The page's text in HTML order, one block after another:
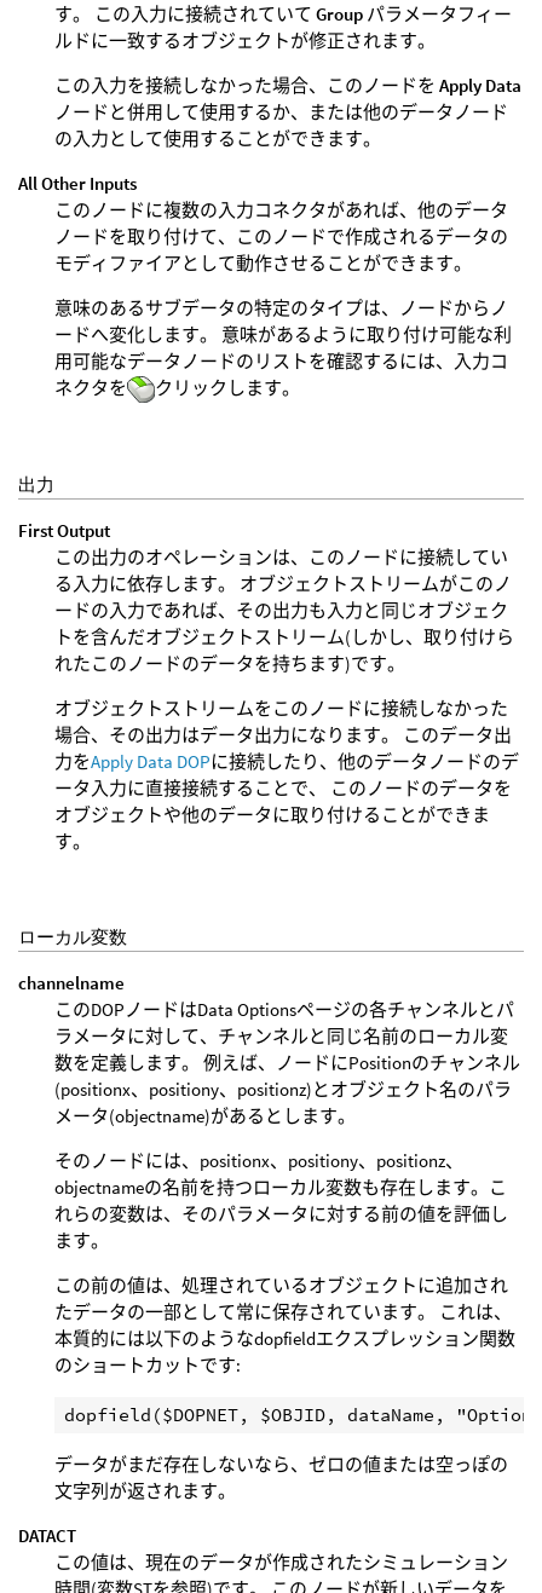
す。 この入力に接続されていて Group パラメータフィー
ルドに一致するオブジェクトが修正されます。
この入力を接続しなかった場合、このノードを Apply Data
ノードと併用して使用するか、または他のデータノード
の入力として使用することができます。
All Other Inputs
このノードに複数の入力コネクタがあれば、他のデータ
ノードを取り付けて、このノードで作成されるデータの
モディファイアとして動作させることができます。
意味のあるサブデータの特定のタイプは、ノードからノ
ードへ変化します。 意味があるように取り付け可能な利
用可能なデータノードのリストを確認するには、入力コ
ネクタを
クリックします。
出力
First Output
この出力のオペレーションは、このノードに接続してい
る入力に依存します。 オブジェクトストリームがこのノ
ードの入力であれば、その出力も入力と同じオブジェク
トを含んだオブジェクトストリーム(しかし、取り付けら
れたこのノードのデータを持ちます)です。
オブジェクトストリームをこのノードに接続しなかった
場合、その出力はデータ出力になります。 このデータ出
力をApply Data DOPに接続したり、他のデータノードのデ
ータ入力に直接接続することで、 このノードのデータを
オブジェクトや他のデータに取り付けることができま
す。
ローカル変数
channelname
このDOPノードはData Optionsページの各チャンネルとパ
ラメータに対して、チャンネルと同じ名前のローカル変
数を定義します。 例えば、ノードにPositionのチャンネル
(positionx、positiony、positionz)とオブジェクト名のパラ
メータ(objectname)があるとします。
そのノードには、positionx、positiony、positionz、
objectnameの名前を持つローカル変数も存在します。こ
れらの変数は、そのパラメータに対する前の値を評価し
ます。
この前の値は、処理されているオブジェクトに追加され
たデータの一部として常に保存されています。 これは、
本質的には以下のようなdopfieldエクスプレッション関数
のショートカットです:
データがまだ存在しないなら、ゼロの値または空っぽの
文字列が返されます。
DATACT
この値は、現在のデータが作成されたシミュレーション
時間(変数STを参照)です。 このノードが新しいデータを